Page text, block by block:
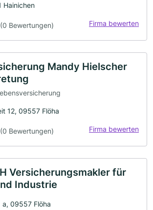
Hainichen
(0 Bewertungen) Firma bewerten
Mandy Hielscher
12, 09557 Flöha
(0 Bewertungen) Firma bewerten
Versicherungsmakler für
Industrie
a, 09557 Flöha